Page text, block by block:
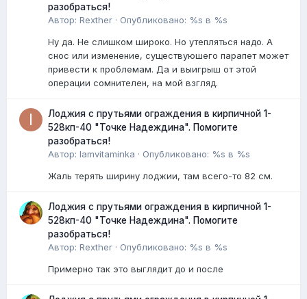
разобраться!
Автор: Rexther · Опубликовано: %s в %s
Ну да. Не слишком широко. Но утепляться надо. А
снос или изменение, существуюшего парапет может
привести к проблемам. Да и выигрыш от этой
операции сомнителен, на мой взгляд.
Лоджия с прутьями ограждения в кирпичной 1-
528кп-40 "Точке Надеждина". Помогите
разобраться!
Автор: Iamvitaminka · Опубликовано: %s в %s
Жаль терять ширину лоджии, там всего-то 82 см.
Лоджия с прутьями ограждения в кирпичной 1-
528кп-40 "Точке Надеждина". Помогите
разобраться!
Автор: Rexther · Опубликовано: %s в %s
Примерно так это выглядит до и после